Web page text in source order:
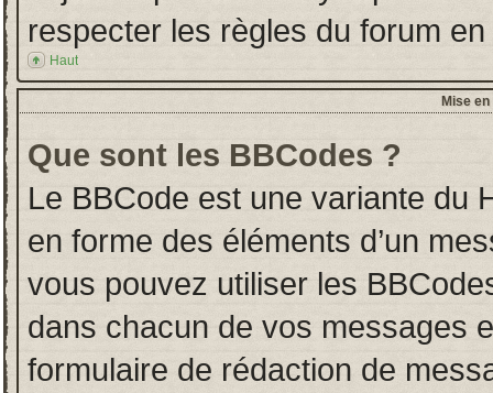
respecter les règles du forum
Haut
Mise
Que sont les BBCodes ?
Le BBCode est une variante du
en forme des éléments d’un
vous pouvez utiliser les
dans chacun de vos messages
formulaire de rédaction de